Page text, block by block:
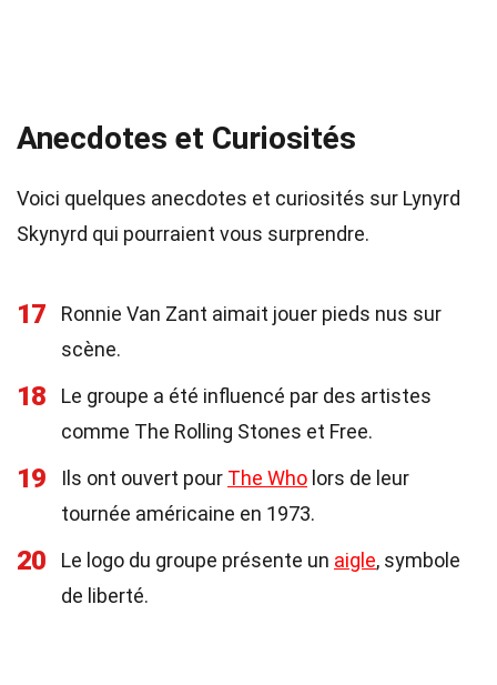
Anecdotes et Curiosités
Voici quelques anecdotes et curiosités sur Lynyrd
Skynyrd qui pourraient vous surprendre.
17
Ronnie Van Zant aimait jouer pieds nus sur
scène.
18
Le groupe a été influencé par des artistes
comme The Rolling Stones et Free.
19 Ils ont ouvert pour The Who lors de leur
tournée américaine en 1973.
20 Le logo du groupe présente un aigle, symbole
de liberté.